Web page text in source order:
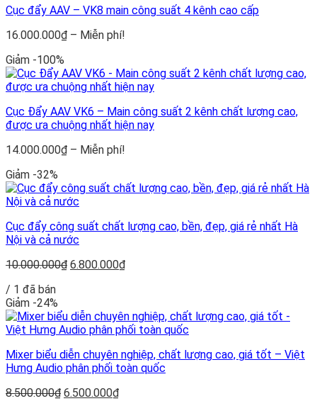
Cục đẩy AAV – VK8 main công suất 4 kênh cao cấp
16.000.000₫ – Miễn phí!
16.000.000₫
đến
phí!
Giảm -100%
Cục Đẩy AAV VK6 – Main công suất 2 kênh chất lượng cao,
được ưa chuộng nhất hiện nay
14.000.000₫ – Miễn phí!
14.000.000₫
phí!
Giảm -32%
Cục đẩy công suất chất lượng cao, bền, đẹp, giá rẻ nhất Hà
Nội và cả nước
10.000.000₫ Giá
6.800.000₫Giá
6.800.000₫.
/ 1 đã bán
Giảm -24%
Mixer biểu diễn chuyên nghiệp, chất lượng cao, giá tốt – Việt
Hưng Audio phân phối toàn quốc
8.500.000₫ Giá
6.500.000₫Giá